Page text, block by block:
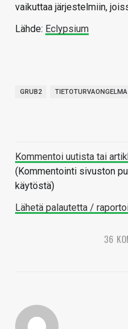
vaikuttaa järjestelmiin,
Lähde: Eclypsium
GRUB2 TIETOTURVAONGELMA
Kommentoi uutista tai
(Kommentointi sivuston
käytöstä)
Lähetä palautetta /
36